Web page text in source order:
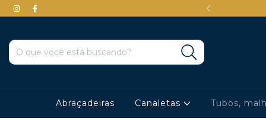
até 3x sem juros
Abraçadeiras Canaletas Tubos,